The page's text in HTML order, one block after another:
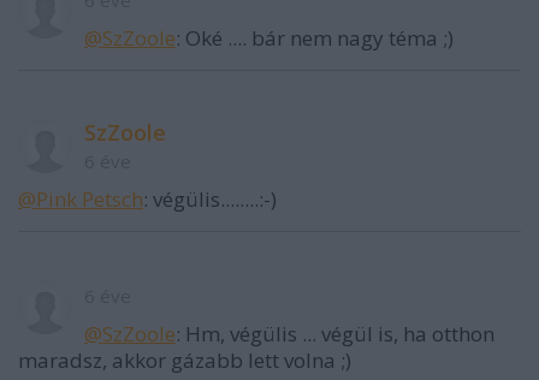
@SzZoole: Oké .... bár nem nagy téma ;)
SzZoole
@Pink Petsch: végülis........:-)
@SzZoole: Hm, végülis ... végül is, ha otthon
maradsz, akkor gázabb lett volna ;)